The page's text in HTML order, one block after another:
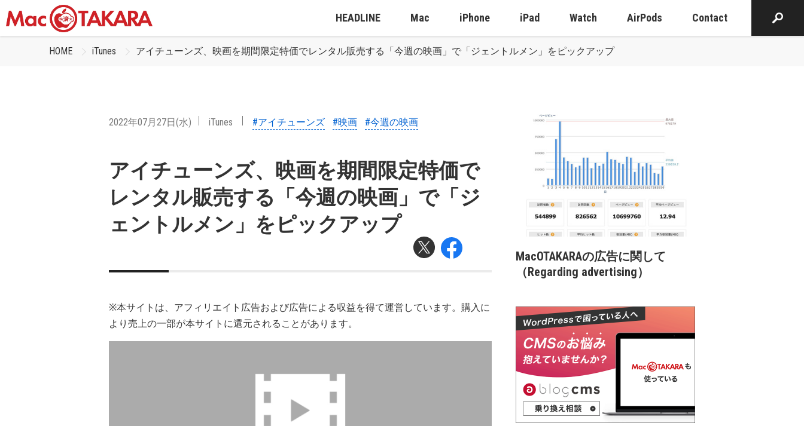
HEADLINE Mac iPhone iPad Watch AirPods Contact
HOME iTunes アイチューンズ、映画を期間限定特価でレンタル販売する「今週の映画」で「ジェントルメン」をピックアップ
2022年07月27日(水) iTunes #アイチューンズ #映画 #今週の映画
アイチューンズ、映画を期間限定特価で
レンタル販売する「今週の映画」で「ジ
ェントルメン」をピックアップ
※本サイトは、アフィリエイト広告および広告による収益を得て運営しています。購入に
より売上の一部が本サイトに還元されることがあります。
MacOTAKARAの広告に関して
（Regarding advertising）